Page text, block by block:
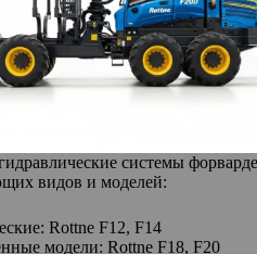
системы
видов и моделей:
Rottne F12, F14
модели: Rottne F18, F20